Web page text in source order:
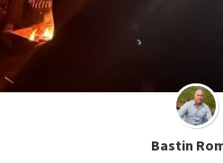
Bastin